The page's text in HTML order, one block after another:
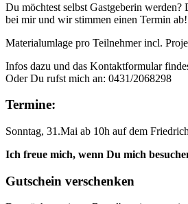
Du möchtest selbst Gastgeberin werden?
bei mir und wir stimmen einen Termin ab!
Materialumlage pro Teilnehmer incl.
Infos dazu und das Kontaktformular
Oder Du rufst mich an: 0431/2068298
Termine:
Sonntag, 31.Mai ab 10h auf dem
Ich freue mich, wenn Du mich
Gutschein verschenken